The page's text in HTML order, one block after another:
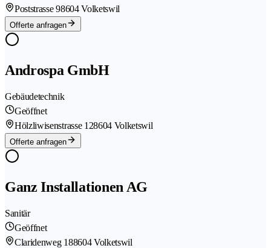
Poststrasse 98604 Volketswil
Offerte anfragen
Androspa GmbH
Gebäudetechnik
Geöffnet
Hölzliwisenstrasse 128604 Volketswil
Offerte anfragen
Ganz Installationen AG
Sanitär
Geöffnet
Claridenweg 188604 Volketswil